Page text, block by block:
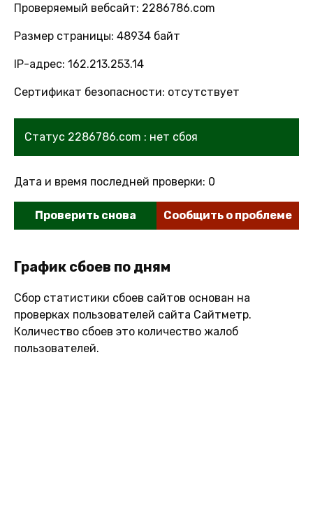
Проверяемый вебсайт: 2286786.com
Размер страницы: 48934 байт
IP-адрес: 162.213.253.14
Сертификат безопасности: отсутствует
Статус 2286786.com : нет сбоя
Дата и время последней проверки: 0
Проверить снова Сообщить о проблеме
График сбоев по дням
Сбор статистики сбоев сайтов основан на
проверках пользователей сайта Сайтметр.
Количество сбоев это количество жалоб
пользователей.